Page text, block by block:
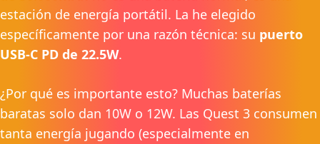
estación de energía portátil. La he elegido
específicamente por una razón técnica: su puerto
USB-C PD de 22.5W.
¿Por qué es importante esto? Muchas baterías
baratas solo dan 10W o 12W. Las Quest 3 consumen
tanta energía jugando (especialmente en